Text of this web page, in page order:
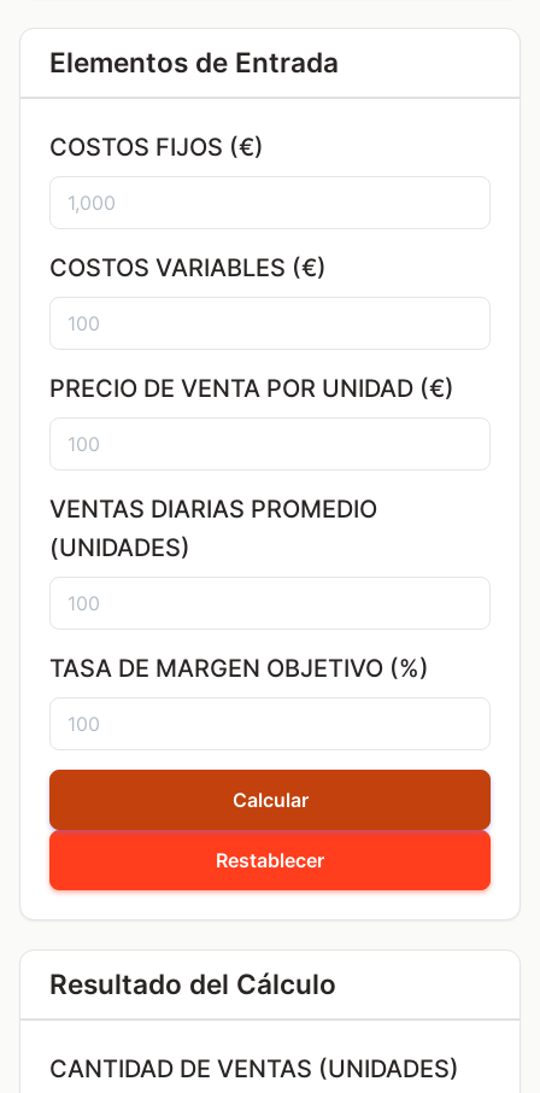
Elementos de Entrada
COSTOS FIJOS (€)
COSTOS VARIABLES (€)
PRECIO DE VENTA POR UNIDAD (€)
VENTAS DIARIAS PROMEDIO
(UNIDADES)
TASA DE MARGEN OBJETIVO (%)
Restablecer
Calcular
Resultado del Cálculo
CANTIDAD DE VENTAS (UNIDADES)